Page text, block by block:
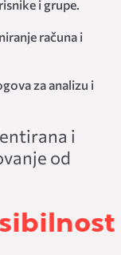
i grupe.
od